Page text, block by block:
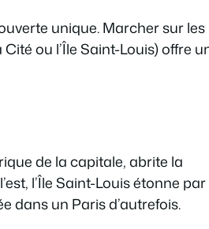
unique. Marcher sur les
ou l’Île Saint-Louis) offre
de la capitale, abrite la
l’Île Saint-Louis étonne par
dans un Paris d’autrefois.